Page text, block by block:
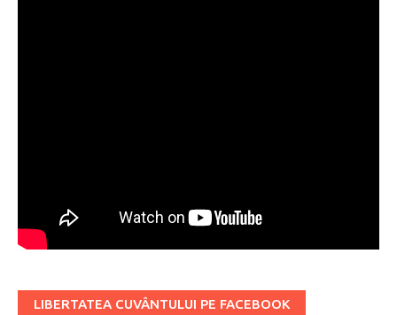
LIBERTATEA CUVÂNTULUI PE FACEBOOK